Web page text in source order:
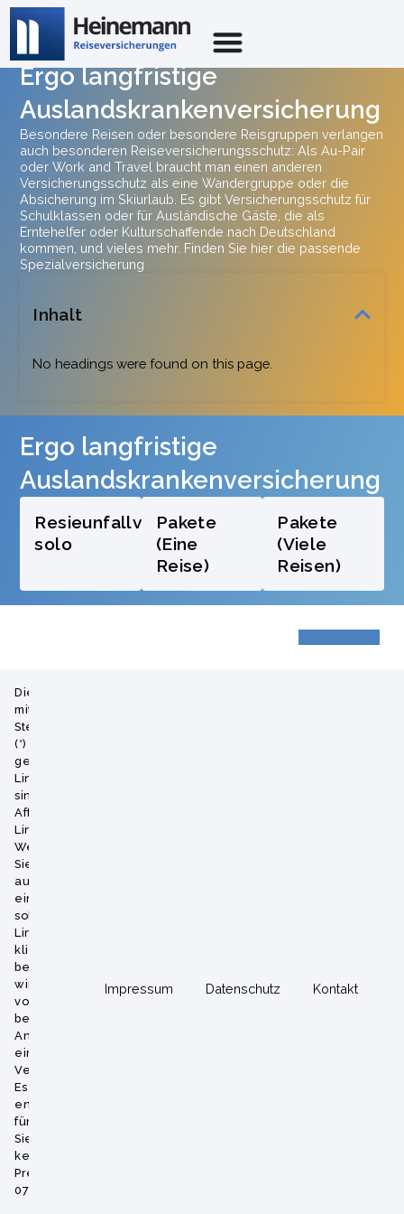
Ergo langfristige
Auslandskrankenversicherung
Besondere Reisen oder besondere Reisgruppen verlangen
auch besonderen Reiseversicherungsschutz: Als Au-Pair
oder Work and Travel braucht man einen anderen
Versicherungsschutz als eine Wandergruppe oder die
Absicherung im Skiurlaub. Es gibt Versicherungsschutz für
Schulklassen oder für Ausländische Gäste, die als
Erntehelfer oder Kulturschaffende nach Deutschland
kommen, und vieles mehr. Finden Sie hier die passende
Spezialversicherung
Inhalt
No headings were found on this page.
Ergo langfristige
Auslandskrankenversicherung
Resieunfallversicherung
solo
Pakete
(Eine
Reise)
Pakete
(Viele
Reisen)
Die
mit
Sternchen
(*)
gekennzeichneten
Links
sind
Affiliate-
Links.
Wenn
Sie
auf
einen
solchen
Link
klicken
bekommen
wir
vom
betreffenden
Anbieter
eine
Vermittlerprovision.
Es
entstehen
für
Sie
keine
Preisnachteile.
07
Impressum Datenschutz Kontakt